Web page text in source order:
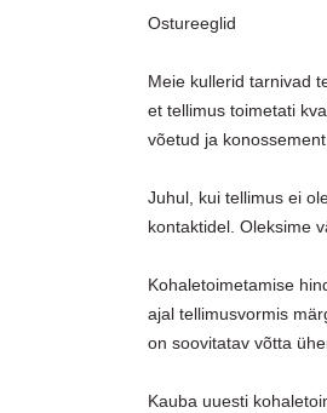
Ostureeglid
Meie kullerid tarnivad
et tellimus toimetati
võetud ja
Juhul, kui tellimus ei
kontaktidel. Oleksime
Kohaletoimetamise
ajal tellimusvormis
on soovitatav võtta
Kauba uuesti